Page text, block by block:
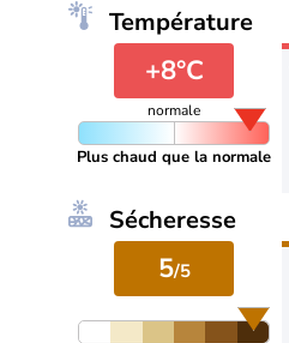
Température
+8°C
normale
Plus chaud que la normale
Sécheresse
5/5